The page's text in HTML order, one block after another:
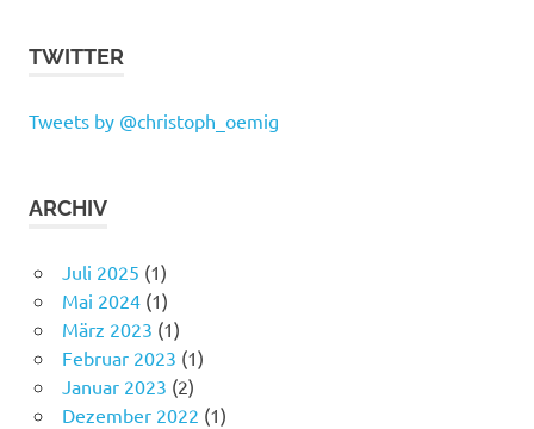
TWITTER
Tweets by @christoph_oemig
ARCHIV
Juli 2025 (1)
Mai 2024(1)
März 2023 (1)
Februar 2023 (1)
Januar 2023 (2)
Dezember 2022 (1)